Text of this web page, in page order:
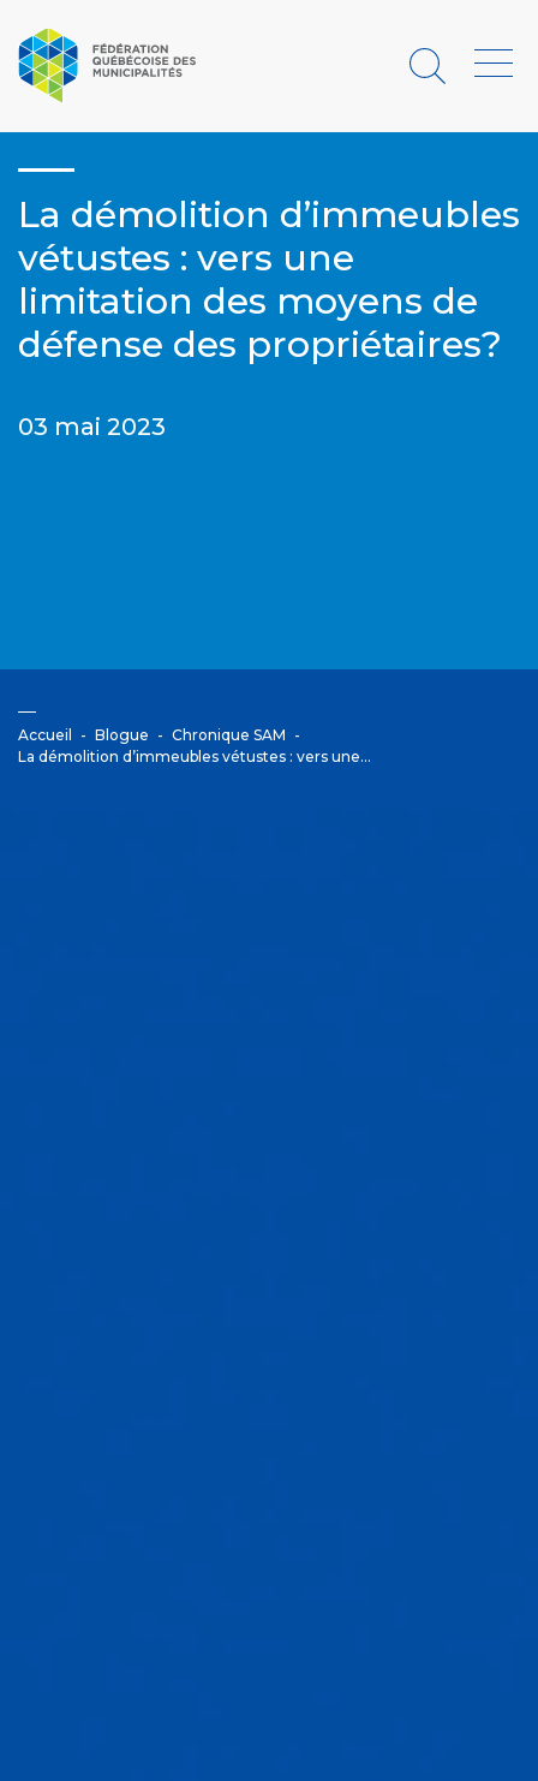
Rechercher
La démolition d’immeubles
vétustes : vers une
limitation des moyens de
défense des propriétaires?
03 mai 2023
Accueil Blogue
Chronique SAM
La démolition d’immeubles vétustes : vers une…